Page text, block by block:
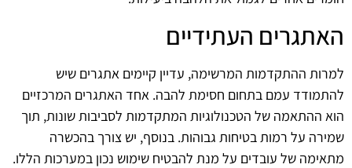
האתגרים העתידיים
למרות ההתקדמות המרשימה, עדיין קיימים אתגרים שיש
להתמודד עמם בתחום חסימת להבה. אחד האתגרים המרכזיים
הוא ההתאמה של הטכנולוגיות המתקדמות לסביבות שונות, תוך
שמירה על רמות בטיחות גבוהות. בנוסף, יש צורך בהכשרה
מתאימה של עובדים על מנת להבטיח שימוש נכון במערכות הללו.